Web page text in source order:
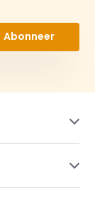
Abonneer